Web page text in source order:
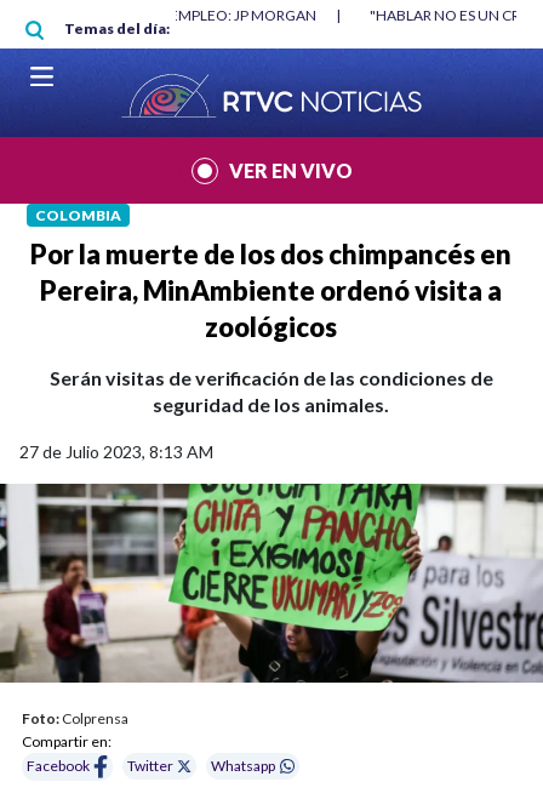
Pasar al contenido principal
Temas del día:
"HABLAR NO ES UN CRIMEN": CARTA DE BETO CORAL |
VER EN VIVO
COLOMBIA
Por la muerte de los dos chimpancés en
Pereira, MinAmbiente ordenó visita a
zoológicos
Serán visitas de verificación de las condiciones de
seguridad de los animales.
27 de Julio 2023, 8:13 AM
Foto: Colprensa
Compartir en:
Facebook
Twitter Whatsapp